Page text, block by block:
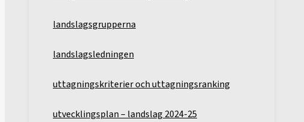
landslagsgrupperna
landslagsledningen
uttagningskriterier och uttagningsranking
utvecklingsplan – landslag 2024-25